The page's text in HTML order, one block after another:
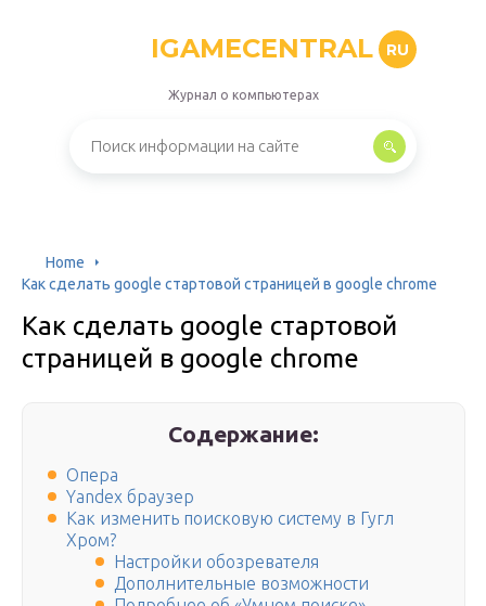
IGAMECENTRAL RU
Журнал о компьютерах
Home
Как сделать google стартовой страницей в google chrome
Как сделать google стартовой
страницей в google chrome
Содержание:
Опера
Yandex браузер
Как изменить поисковую систему в Гугл
Хром?
Настройки обозревателя
Дополнительные возможности